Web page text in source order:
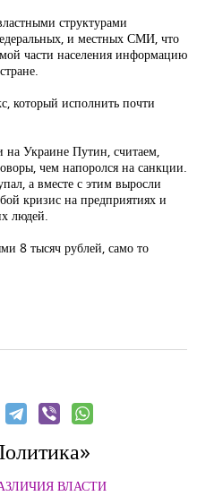
структурами
и местных СМИ, что
части населения информацию
который исполнить почти
Украине Путин, считаем,
чем напоролся на санкции.
а вместе с этим выросли
кризис на предприятиях и
людей.
8 тысяч рублей, само то
ВЛАСТИ